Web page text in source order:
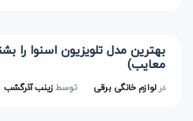
بهترین مدل تلویزیون اسنوا را
معایب)
درلوازم خانگی برقی توسطزینب آذرگشب